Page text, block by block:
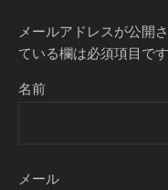
メールアドレスが公開
ている欄は必須項目です
名前
メール